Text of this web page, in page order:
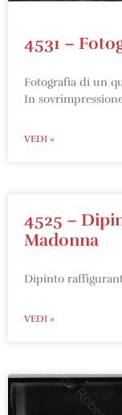
4531 –
Fotografia di un
In
VEDI »
4525 –
Madonna
Dipinto
VEDI »